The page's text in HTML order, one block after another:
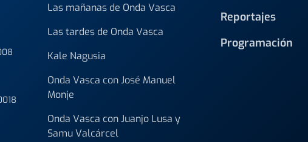
Las mañanas de Onda Vasca
Las tardes de Onda Vasca
Kale Nagusia
Onda Vasca con José Manuel
Monje
Onda Vasca con Juanjo Lusa y
Samu Valcárcel
Reportajes
Programación